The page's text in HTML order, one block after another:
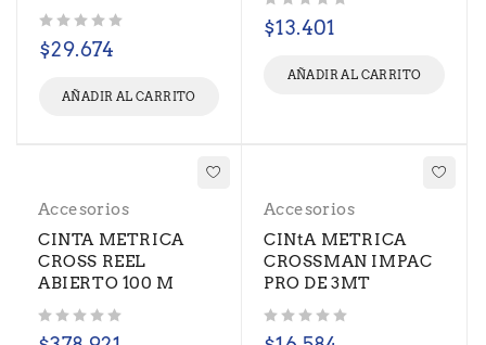
$29.674
AÑADIR AL CARRITO
$13.401
AÑADIR AL CARRITO
Accesorios
CINTA METRICA
CROSS REEL
ABIERTO 100 M
Accesorios
CINtA METRICA
CROSSMAN IMPAC
PRO DE 3MT